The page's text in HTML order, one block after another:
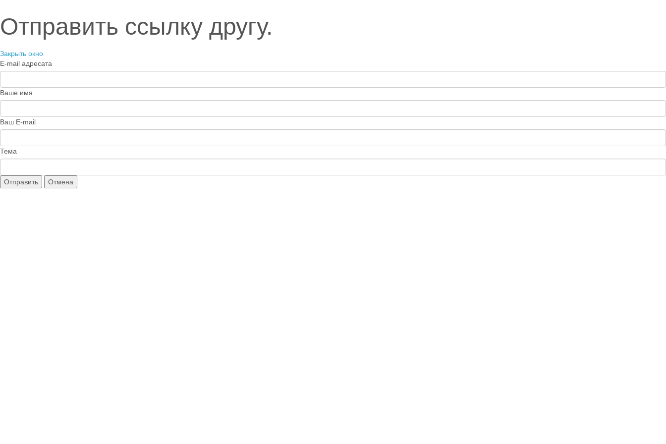
Отправить ссылку другу.
Закрыть окно
E-mail адресата
Ваше имя
Ваш E-mail
Тема
Отправить Отмена